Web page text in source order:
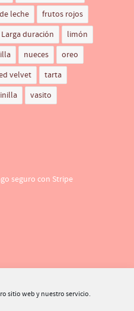
sitio web y nuestro servicio.
leche
frutos rojos
Larga duración
limón
nueces
oreo
velvet
tarta
vasito